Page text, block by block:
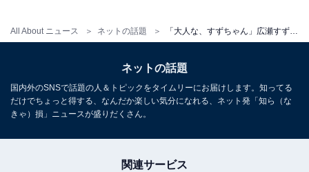
All About ニュース ネットの話題
ネットの話題
国内外のSNSで話題の人＆トピックをタイムリーにお届けします。知ってる
だけでちょっと得する、なんだか楽しい気分になれる、ネット発「知ら（な
きゃ）損」ニュースが盛りだくさん。
関連サービス